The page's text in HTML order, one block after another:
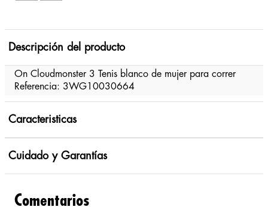
Descripción del producto
On Cloudmonster 3 Tenis blanco de mujer para correr
Referencia: 3WG10030664
Caracteristicas
Cuidado y Garantías
Comentarios